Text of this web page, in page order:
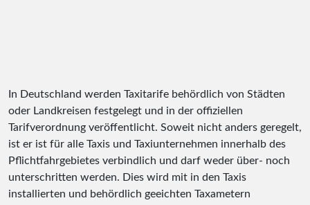
In Deutschland werden Taxitarife behördlich von Städten
oder Landkreisen festgelegt und in der offiziellen
Tarifverordnung veröffentlicht. Soweit nicht anders geregelt,
ist er ist für alle Taxis und Taxiunternehmen innerhalb des
Pflichtfahrgebietes verbindlich und darf weder über- noch
unterschritten werden. Dies wird mit in den Taxis
installierten und behördlich geeichten Taxametern